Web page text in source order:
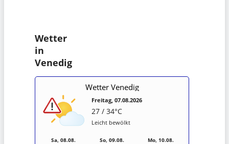
Wetter
in
Venedig
Wetter Venedig
Freitag, 07.08.2026
27 / 34°C
Leicht bewölkt
Sa, 08.08. So, 09.08. Mo, 10.08.